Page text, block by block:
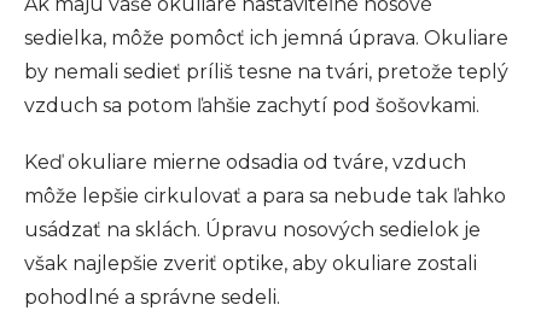
sedielka, môže pomôcť ich jemná úprava. Okuliare
by nemali sedieť príliš tesne na tvári, pretože teplý
vzduch sa potom ľahšie zachytí pod šošovkami.
Keď okuliare mierne odsadia od tváre, vzduch
môže lepšie cirkulovať a para sa nebude tak ľahko
usádzať na sklách. Úpravu nosových sedielok je
však najlepšie zveriť optike, aby okuliare zostali
pohodlné a správne sedeli.